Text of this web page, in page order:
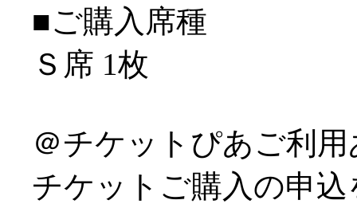
■ご購入席種
Ｓ席 1枚
＠チケットぴあご利
チケットご購入の申